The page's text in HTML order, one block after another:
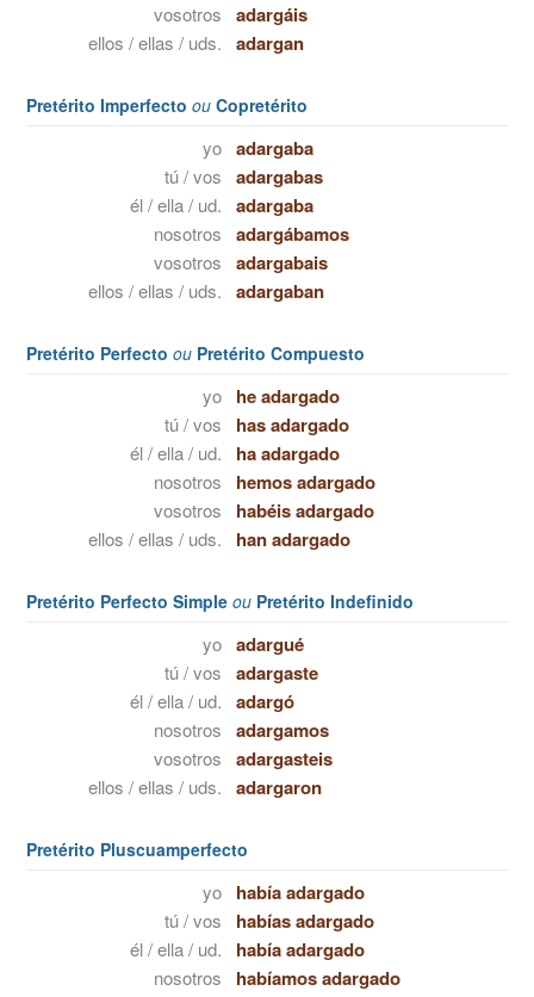
vosotros adargáis
ellos / ellas / uds. adargan
Pretérito Imperfecto ou Copretérito
yo adargaba
tú / vos adargabas
él / ella / ud. adargaba
nosotros adargábamos
vosotros adargabais
ellos / ellas / uds. adargaban
Pretérito Perfecto ou Pretérito Compuesto
yo he adargado
tú / vos has adargado
él / ella / ud. ha adargado
nosotros hemos adargado
vosotros habéis adargado
ellos / ellas / uds. han adargado
Pretérito Perfecto Simple ou Pretérito Indefinido
yo adargué
tú / vos adargaste
él / ella / ud. adargó
nosotros adargamos
vosotros adargasteis
ellos / ellas / uds. adargaron
Pretérito Pluscuamperfecto
yo había adargado
tú / vos habías adargado
él / ella / ud. había adargado
nosotros habíamos adargado